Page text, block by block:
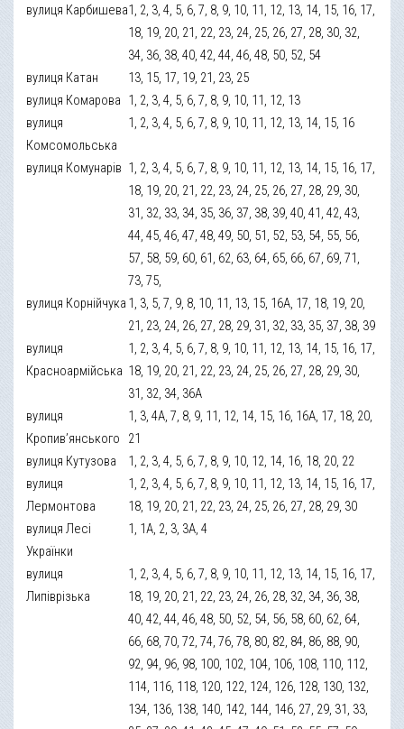
вулиця Карбишева1, 2, 3, 4, 5, 6, 7, 8, 9, 10, 11, 12, 13, 14, 15, 16, 17,
18, 19, 20, 21, 22, 23, 24, 25, 26, 27, 28, 30, 32,
34, 36, 38, 40, 42, 44, 46, 48, 50, 52, 54
вулиця Катан
13, 15, 17, 19, 21, 23, 25
вулиця Комарова 1, 2, 3, 4, 5, 6, 7, 8, 9, 10, 11, 12, 13
вулиця
Комсомольська
1, 2, 3, 4, 5, 6, 7, 8, 9, 10, 11, 12, 13, 14, 15, 16
вулиця Комунарів 1, 2, 3, 4, 5, 6, 7, 8, 9, 10, 11, 12, 13, 14, 15, 16, 17,
18, 19, 20, 21, 22, 23, 24, 25, 26, 27, 28, 29, 30,
31, 32, 33, 34, 35, 36, 37, 38, 39, 40, 41, 42, 43,
44, 45, 46, 47, 48, 49, 50, 51, 52, 53, 54, 55, 56,
57, 58, 59, 60, 61, 62, 63, 64, 65, 66, 67, 69, 71,
73, 75,
вулиця Корнійчука 1, 3, 5, 7, 9, 8, 10, 11, 13, 15, 16А, 17, 18, 19, 20,
21, 23, 24, 26, 27, 28, 29, 31, 32, 33, 35, 37, 38, 39
вулиця
Красноармійська
1, 2, 3, 4, 5, 6, 7, 8, 9, 10, 11, 12, 13, 14, 15, 16, 17,
18, 19, 20, 21, 22, 23, 24, 25, 26, 27, 28, 29, 30,
31, 32, 34, 36А
вулиця
Кропив’янського
1, 3, 4А, 7, 8, 9, 11, 12, 14, 15, 16, 16А, 17, 18, 20,
21
вулиця Кутузова
1, 2, 3, 4, 5, 6, 7, 8, 9, 10, 12, 14, 16, 18, 20, 22
вулиця
Лермонтова
1, 2, 3, 4, 5, 6, 7, 8, 9, 10, 11, 12, 13, 14, 15, 16, 17,
18, 19, 20, 21, 22, 23, 24, 25, 26, 27, 28, 29, 30
вулиця Лесі
Українки
1, 1А, 2, 3, 3А, 4
вулиця
Липіврізька
1, 2, 3, 4, 5, 6, 7, 8, 9, 10, 11, 12, 13, 14, 15, 16, 17,
18, 19, 20, 21, 22, 23, 24, 26, 28, 32, 34, 36, 38,
40, 42, 44, 46, 48, 50, 52, 54, 56, 58, 60, 62, 64,
66, 68, 70, 72, 74, 76, 78, 80, 82, 84, 86, 88, 90,
92, 94, 96, 98, 100, 102, 104, 106, 108, 110, 112,
114, 116, 118, 120, 122, 124, 126, 128, 130, 132,
134, 136, 138, 140, 142, 144, 146, 27, 29, 31, 33,